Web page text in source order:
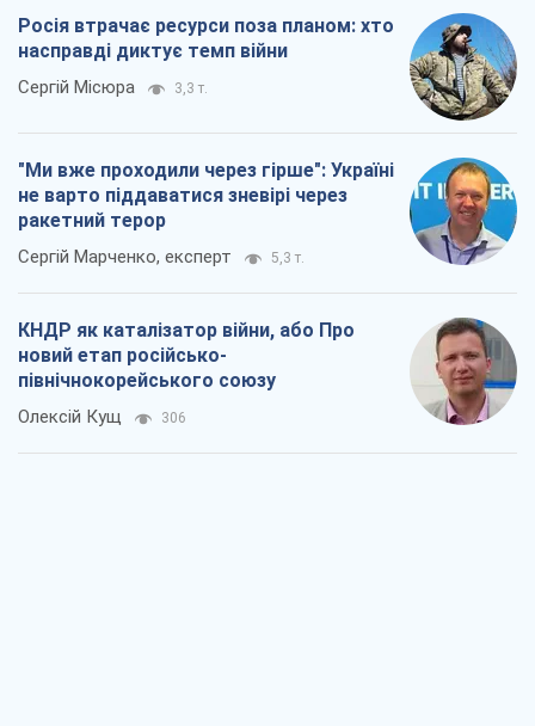
Росія втрачає ресурси поза планом: хто
насправді диктує темп війни
Сергій Місюра 3,3 т.
"Ми вже проходили через гірше": Україні
не варто піддаватися зневірі через
ракетний терор
Сергій Марченко, експерт 5,3 т.
КНДР як каталізатор війни, або Про
новий етап російсько-
північнокорейського союзу
Олексій Кущ 306